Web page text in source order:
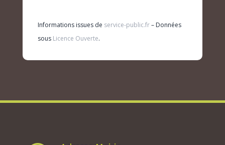
Informations issues de service-public.fr– Données
sous Licence Ouverte.